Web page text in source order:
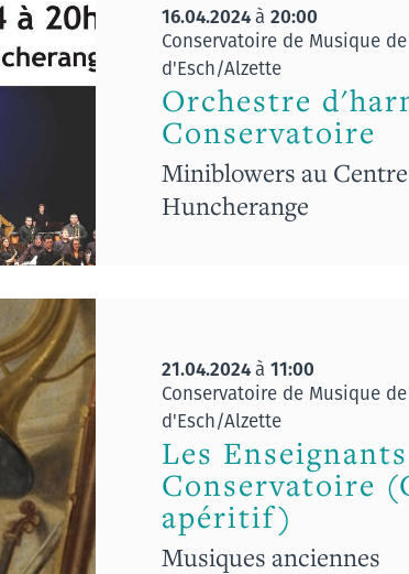
16.04.2024à 20:00
Conservatoire de Musique
d'Esch/Alzette
Orchestre
Conservatoire
Miniblowers au
Huncherange
21.04.2024à 11:00
Conservatoire de Musique
d'Esch/Alzette
Les
Conservatoire
apéritif)
Musiques anciennes